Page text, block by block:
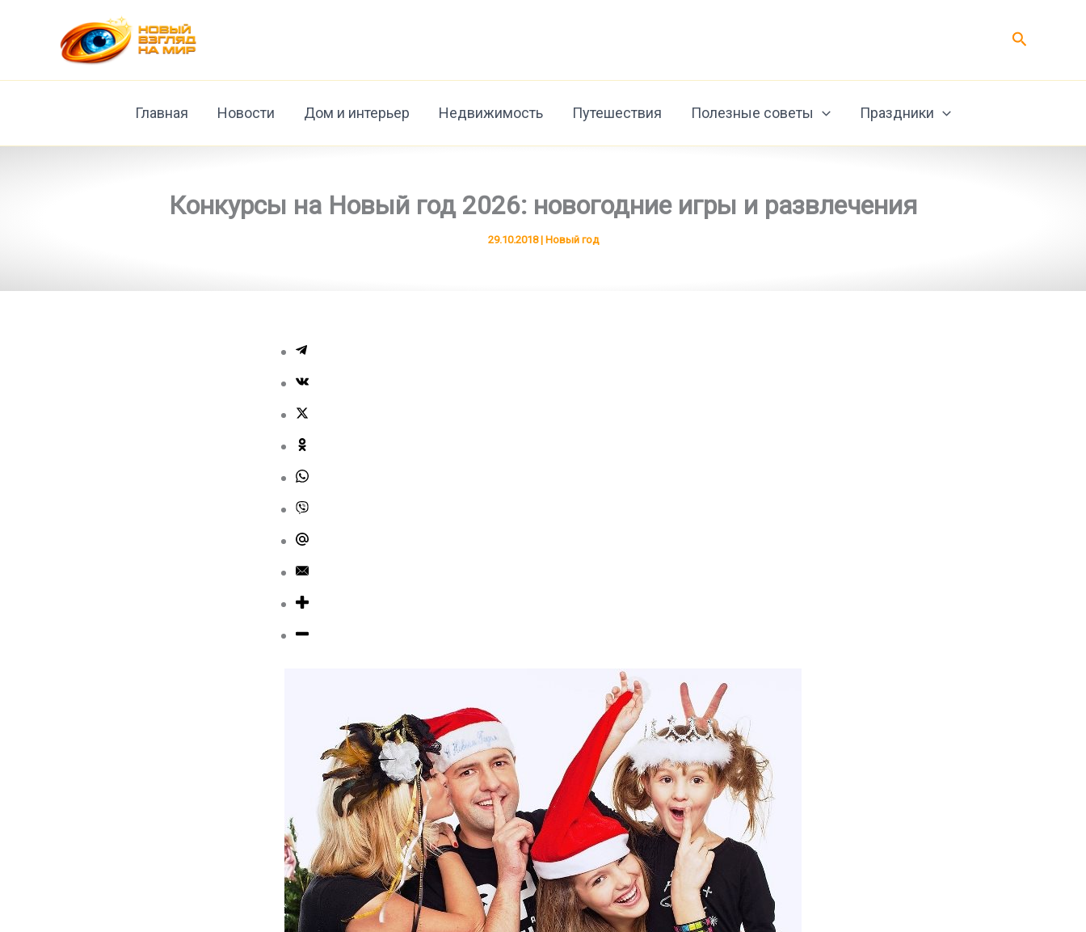
содержимому
Поиск
Главная Новости Дом и интерьер Недвижимость Путешествия Полезные советы Праздники
Конкурсы на Новый год 2026: новогодние игры и развлечения
29.10.2018| Новый год